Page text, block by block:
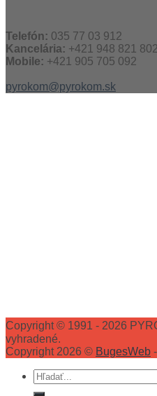
Telefón: 035 77 03 912
Kancelária: +421 948 821 802
Mobile: +421 905 705 092
pyrokom@pyrokom.sk
Copyright © 1991 - 2026
vyhradené.
Copyright 2026 © BugesWeb -
Hľadať: